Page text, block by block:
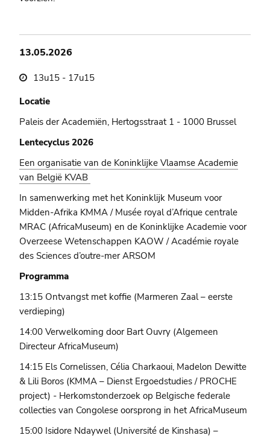
13.05.2026
13u15 - 17u15
Locatie
Paleis der Academiën, Hertogsstraat 1 - 1000 Brussel
Lentecyclus 2026
Een organisatie van de Koninklijke Vlaamse Academie
van België KVAB
In samenwerking met het Koninklijk Museum voor
Midden-Afrika KMMA / Musée royal d’Afrique centrale
MRAC (AfricaMuseum) en de Koninklijke Academie voor
Overzeese Wetenschappen KAOW / Académie royale
des Sciences d’outre-mer ARSOM
Programma
13:15 Ontvangst met koffie (Marmeren Zaal – eerste
verdieping)
14:00 Verwelkoming door Bart Ouvry (Algemeen
Directeur AfricaMuseum)
14:15 Els Cornelissen, Célia Charkaoui, Madelon Dewitte
& Lili Boros (KMMA – Dienst Ergoedstudies / PROCHE
project) - Herkomstonderzoek op Belgische federale
collecties van Congolese oorsprong in het AfricaMuseum
15:00 Isidore Ndaywel (Université de Kinshasa) –